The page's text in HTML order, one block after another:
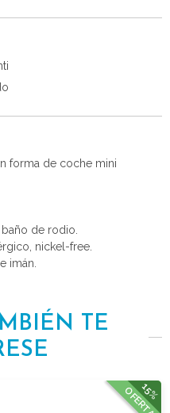
forma de coche mini
de rodio.
nickel-free.
imán.
TE
15%
OFERTA